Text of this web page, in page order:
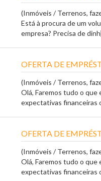
(Inmóveis / Terrenos,
Está à procura de um
empresa? Precisa de
OFERTA DE
(Inmóveis / Terrenos,
Olá, Faremos tudo o que
expectativas financeiras
OFERTA DE
(Inmóveis / Terrenos,
Olá, Faremos tudo o que
expectativas financeiras